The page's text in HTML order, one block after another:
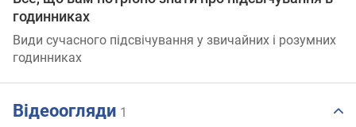
годинниках
Види сучасного підсвічування у звичайних і розумних
годинниках
Відеоогляди 1